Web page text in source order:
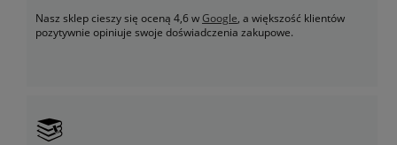
Nasz sklep cieszy się oceną 4,6 wGoogle, a większość klientów
pozytywnie opiniuje swoje doświadczenia zakupowe.